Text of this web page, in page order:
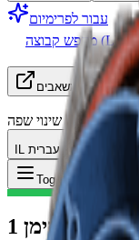
עבור לפרימיום
מחפש קבוצה (LFG)
משאבים
שינוי שפה
IL עברית
Toggle Menu
לחימה סימן 1